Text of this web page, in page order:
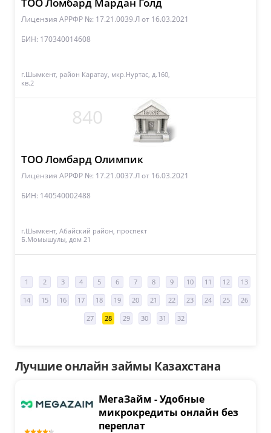
Лицензия АРРФР №: 17.21.0039.Лот 16.03.2021
БИН: 170340014608
г.Шымкент, район Каратау, мкр.Нуртас, д.160,
кв.2
840
ТОО Ломбард Олимпик
Лицензия АРРФР №: 17.21.0037.Лот 16.03.2021
БИН: 140540002488
г.Шымкент, Абайский район, проспект
Б.Момышулы, дом 21
1 2 3 4 5 6 7 8 9 10 11 12 13
14 15 16 17 18 19 20 21 22 23 24 25 26
27 28 29 30 31 32
Лучшие онлайн займы Казахстана
МегаЗайм - Удобные
микрокредиты онлайн без
переплат